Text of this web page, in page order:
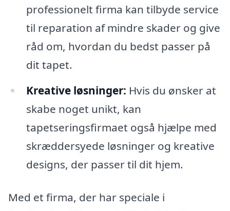
professionelt firma kan tilbyde service
til reparation af mindre skader og give
råd om, hvordan du bedst passer på
dit tapet.
Kreative løsninger: Hvis du ønsker at
skabe noget unikt, kan
tapetseringsfirmaet også hjælpe med
skræddersyede løsninger og kreative
designs, der passer til dit hjem.
Med et firma, der har speciale i